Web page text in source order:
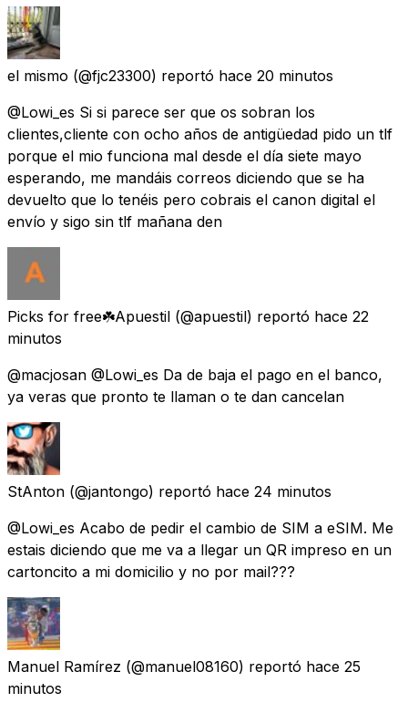
el mismo (@fjc23300) reportó hace 20 minutos
@Lowi_es Si si parece ser que os sobran los
clientes,cliente con ocho años de antigüedad pido un tlf
porque el mio funciona mal desde el día siete mayo
esperando, me mandáis correos diciendo que se ha
devuelto que lo tenéis pero cobrais el canon digital el
envío y sigo sin tlf mañana den
Picks for free☘️Apuestil (@apuestil) reportó hace 22
minutos
@macjosan @Lowi_es Da de baja el pago en el banco,
ya veras que pronto te llaman o te dan cancelan
StAnton (@jantongo) reportó hace 24 minutos
@Lowi_es Acabo de pedir el cambio de SIM a eSIM. Me
estais diciendo que me va a llegar un QR impreso en un
cartoncito a mi domicilio y no por mail???
Manuel Ramírez (@manuel08160) reportó hace 25
minutos